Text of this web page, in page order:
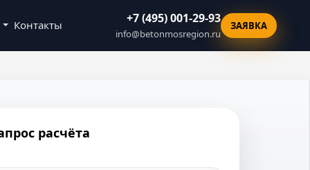
Контакты +7 (495) 001-29-93
info@betonmosregion.ru
ЗАЯВКА
расчёта